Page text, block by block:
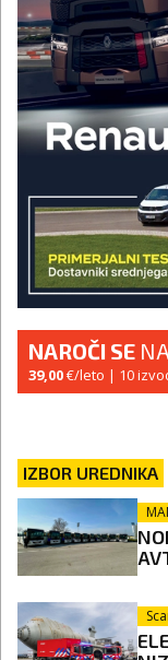
NAROČI SE
39,00€/leto | 10
IZBOR UREDNIKA